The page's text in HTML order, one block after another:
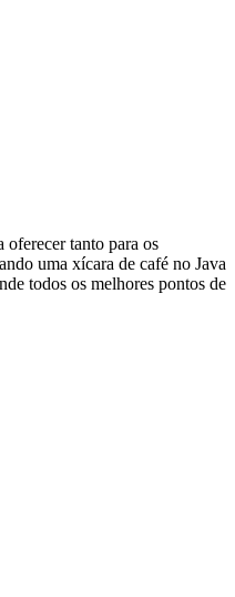
tanto para os
uma xícara de café no Java
todos os melhores pontos de